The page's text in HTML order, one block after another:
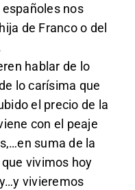
españoles nos
de Franco o del
hablar de lo
lo carísima que
el precio de la
con el peaje
suma de la
vivimos hoy
vivieremos